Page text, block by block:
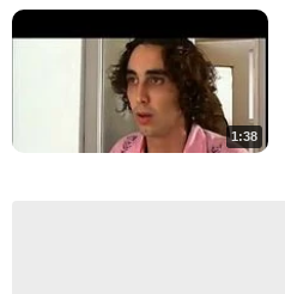
1:38